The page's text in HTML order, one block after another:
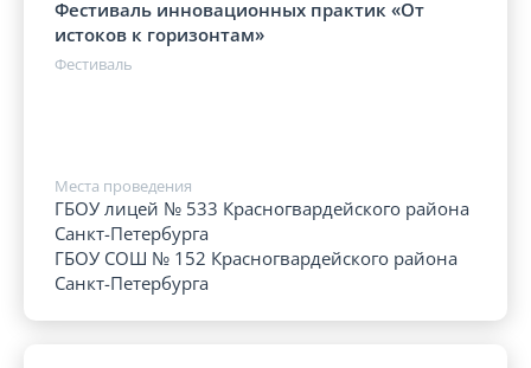
Фестиваль инновационных практик «От
истоков к горизонтам»
Фестиваль
Места проведения
ГБОУ лицей № 533 Красногвардейского района
Санкт-Петербурга
ГБОУ СОШ № 152 Красногвардейского района
Санкт-Петербурга